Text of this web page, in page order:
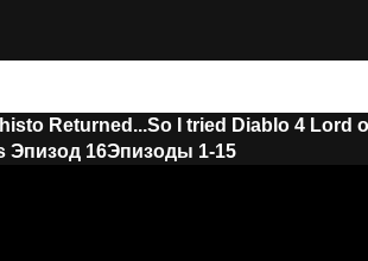
Returned...So I tried Diablo 4 Lord
Эпизод 16Эпизоды 1-15